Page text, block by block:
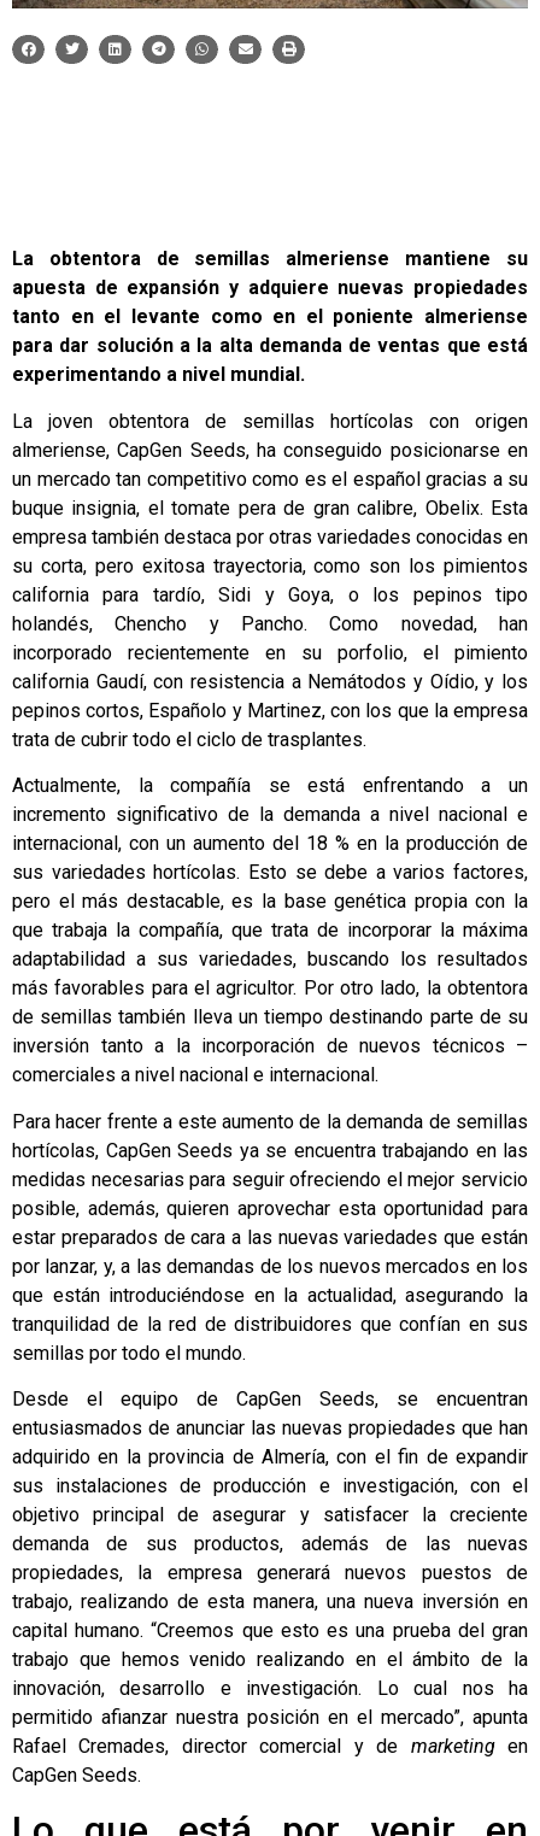
La obtentora de semillas almeriense mantiene su
apuesta de expansión y adquiere nuevas propiedades
tanto en el levante como en el poniente almeriense
para dar solución a la alta demanda de ventas que está
experimentando a nivel mundial.
La joven obtentora de semillas hortícolas con origen
almeriense,CapGen Seeds, ha conseguido posicionarse en
un mercado tan competitivo como es el español gracias a su
buque insignia, el tomate pera de gran calibre, Obelix. Esta
empresa también destaca por otras variedades conocidas en
su corta, pero exitosa trayectoria, como son los pimientos
california para tardío, Sidi y Goya, o los pepinos tipo
holandés, Chencho y Pancho. Como novedad, han
incorporado recientemente en su porfolio, el pimiento
california Gaudí, con resistencia a Nemátodos y Oídio, y los
pepinos cortos, Españolo y Martinez, con los que la empresa
trata de cubrir todo el ciclo de trasplantes.
Actualmente, la compañía se está enfrentando a un
incremento significativo de la demanda a nivel nacional e
internacional, con un aumento del 18 % en la producción de
sus variedades hortícolas. Esto se debe a varios factores,
pero el más destacable, es la base genética propia con la
que trabaja la compañía, que trata de incorporar la máxima
adaptabilidad a sus variedades, buscando los resultados
más favorables para el agricultor. Por otro lado, la obtentora
de semillas también lleva un tiempo destinando parte de su
inversión tanto a la incorporación de nuevos técnicos –
comerciales a nivel nacional e internacional.
Para hacer frente a este aumento de la demanda de semillas
hortícolas, CapGen Seeds ya se encuentra trabajando en las
medidas necesarias para seguir ofreciendo el mejor servicio
posible, además, quieren aprovechar esta oportunidad para
estar preparados de cara a las nuevas variedades que están
por lanzar, y, a las demandas de los nuevos mercados en los
que están introduciéndose en la actualidad, asegurando la
tranquilidad de la red de distribuidores que confían en sus
semillas por todo el mundo.
Desde el equipo de CapGen Seeds, se encuentran
entusiasmados de anunciar las nuevas propiedades que han
adquirido en la provincia de Almería, con el fin de expandir
sus instalaciones de producción e investigación, con el
objetivo principal de asegurar y satisfacer la creciente
demanda de sus productos, además de las nuevas
propiedades, la empresa generará nuevos puestos de
trabajo, realizando de esta manera, una nueva inversión en
capital humano. “Creemos que esto es una prueba del gran
trabajo que hemos venido realizando en el ámbito de la
innovación, desarrollo e investigación. Lo cual nos ha
permitido afianzar nuestra posición en el mercado”, apunta
Rafael Cremades, director comercial y de marketingen
CapGen Seeds.